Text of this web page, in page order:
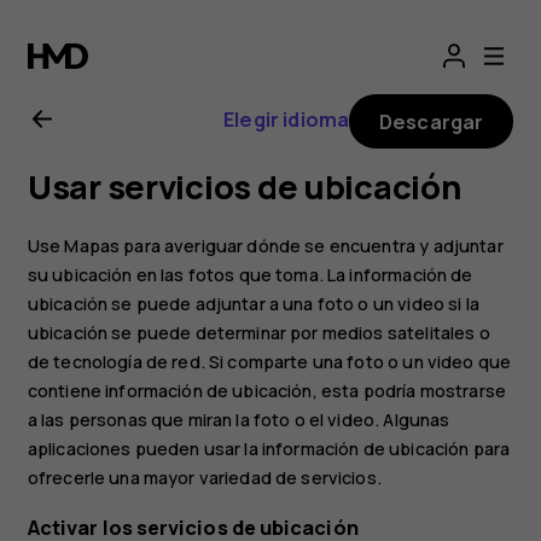
Manual
del
usuario
de
Nokia
4.2
Elegir idioma Descargar
Usar servicios de ubicación
Use Mapas para averiguar dónde se encuentra y adjuntar
su ubicación en las fotos que toma. La información de
ubicación se puede adjuntar a una foto o un video si la
ubicación se puede determinar por medios satelitales o
de tecnología de red. Si comparte una foto o un video que
contiene información de ubicación, esta podría mostrarse
a las personas que miran la foto o el video. Algunas
aplicaciones pueden usar la información de ubicación para
ofrecerle una mayor variedad de servicios.
Activar los servicios de ubicación